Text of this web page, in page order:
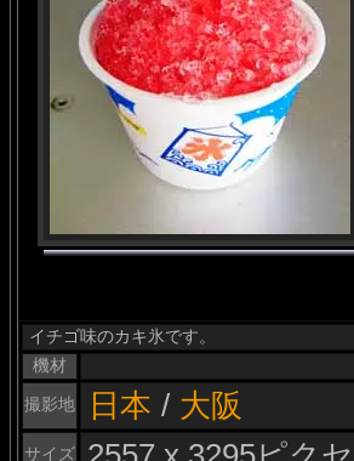
イチゴ味のカキ氷です。
機材
撮影地
日本 / 大阪
サイズ